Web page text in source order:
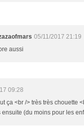
05/11/2017 21:19
aussi
09:28
ça <br /> très très chouette
(du moins pour les